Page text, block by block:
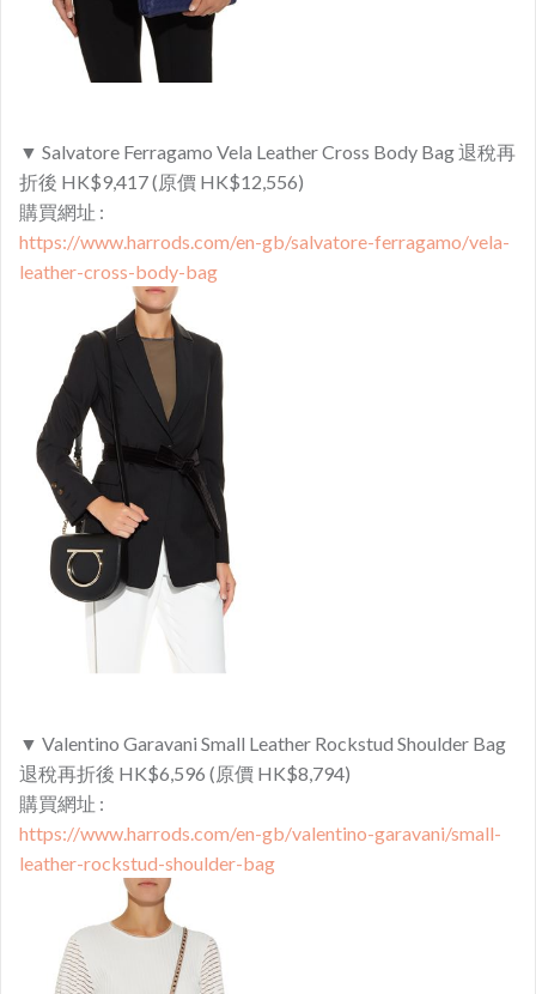
▼ Salvatore Ferragamo Vela Leather Cross Body Bag 退稅再
折後 HK$9,417 (原價 HK$12,556)
購買網址 :
https://www.harrods.com/en-gb/salvatore-ferragamo/vela-
leather-cross-body-bag
▼ Valentino Garavani Small Leather Rockstud Shoulder Bag
退稅再折後 HK$6,596 (原價 HK$8,794)
購買網址 :
https://www.harrods.com/en-gb/valentino-garavani/small-
leather-rockstud-shoulder-bag